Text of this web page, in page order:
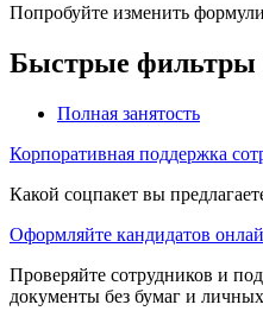
Попробуйте изменить
Быстрые фильтры
Полная занятость
Корпоративная поддержка
Какой соцпакет вы
Оформляйте кандидатов
Проверяйте сотрудников и
документы без бумаг и